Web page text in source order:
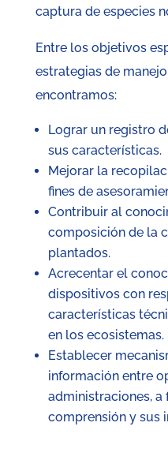
captura de especies
Entre los objetivos
estrategias de
encontramos:
Lograr un registro
sus características.
Mejorar la
fines de
Contribuir al
composición de la
plantados.
Acrecentar el
dispositivos con
características
en los ecosistemas.
Establecer
información entre
administraciones, a
comprensión y sus